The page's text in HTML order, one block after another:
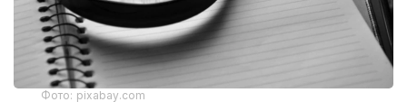
Фото: pixabay.com